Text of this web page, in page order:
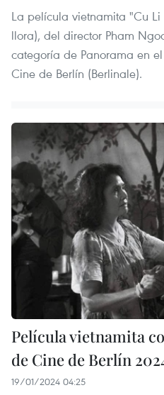
La película vietnamita "Cu
llora), del director Pham
categoría de Panorama en
Cine de Berlín (Berlinale).
Película vietnamita
de Cine de Berlín
19/01/2024 04:25